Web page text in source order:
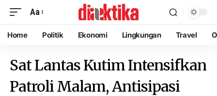
Aa
Home Politik Ekonomi Lingkungan Travel
Sat Lantas Kutim Intensifkan
Patroli Malam, Antisipasi